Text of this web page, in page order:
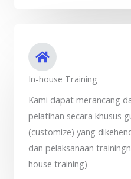
In-house Training
Kami dapat merancang
pelatihan secara khusus
(customize) yang
dan pelaksanaan
house training)